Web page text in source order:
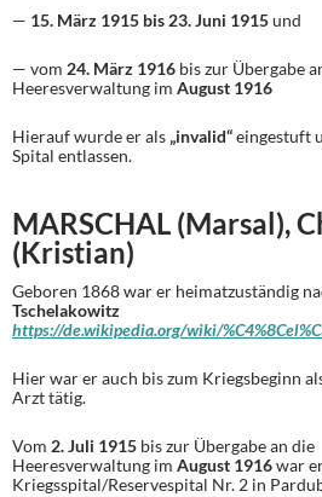
— 15. März 1915 bis 23. Juni 1915und
— vom 24. März 1916 bis zur Übergabe
Heeresverwaltung im August 1916
Hierauf wurde er als „invalid“eingestuft
Spital entlassen.
MARSCHAL (Marsal),
(Kristian)
Geboren 1868 war er heimatzuständig
Tschelakowitz
https://de.wikipedia.org/wiki/
Hier war er auch bis zum Kriegsbeginn
Arzt tätig.
Vom 2. Juli 1915 bis zur Übergabe an die
Heeresverwaltung im August 1916war
Kriegsspital/Reservespital Nr. 2 in